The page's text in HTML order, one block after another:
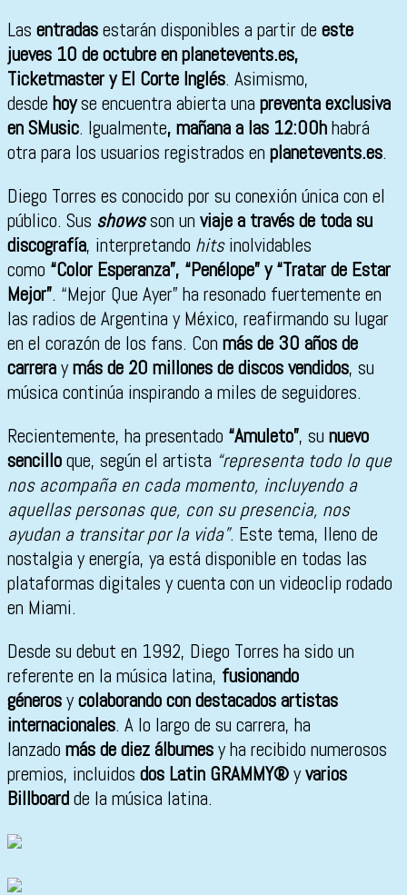
Las entradasestarán disponibles a partir de este
jueves 10 de octubre en planetevents.es,
Ticketmaster y El Corte Inglés. Asimismo,
desde hoyse encuentra abierta una preventa exclusiva
en SMusic. Igualmente, mañana a las 12:00hhabrá
otra para los usuarios registrados en planetevents.es.
Diego Torres es conocido por su conexión única con el
público. Sus showsson un viaje a través de toda su
discografía, interpretando hitsinolvidables
como “Color Esperanza”, “Penélope” y “Tratar de Estar
Mejor”. “Mejor Que Ayer” ha resonado fuertemente en
las radios de Argentina y México, reafirmando su lugar
en el corazón de los fans. Con más de 30 años de
carreraymás de 20 millones de discos vendidos, su
música continúa inspirando a miles de seguidores.
Recientemente, ha presentado “Amuleto”, su nuevo
sencilloque, según el artista “representa todo lo que
nos acompaña en cada momento, incluyendo a
aquellas personas que, con su presencia, nos
ayudan a transitar por la vida”. Este tema, lleno de
nostalgia y energía, ya está disponible en todas las
plataformas digitales y cuenta con un videoclip rodado
en Miami.
Desde su debut en 1992, Diego Torres ha sido un
referente en la música latina, fusionando
génerosycolaborando con destacados artistas
internacionales. A lo largo de su carrera, ha
lanzado más de diez álbumesy ha recibido numerosos
premios, incluidos dos Latin GRAMMY®yvarios
Billboardde la música latina.